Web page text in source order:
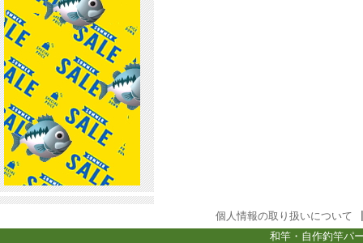
個人情報の取り扱いについて
和竿・自作釣竿パ